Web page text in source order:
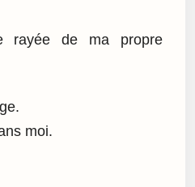
rayée de ma propre
moi.